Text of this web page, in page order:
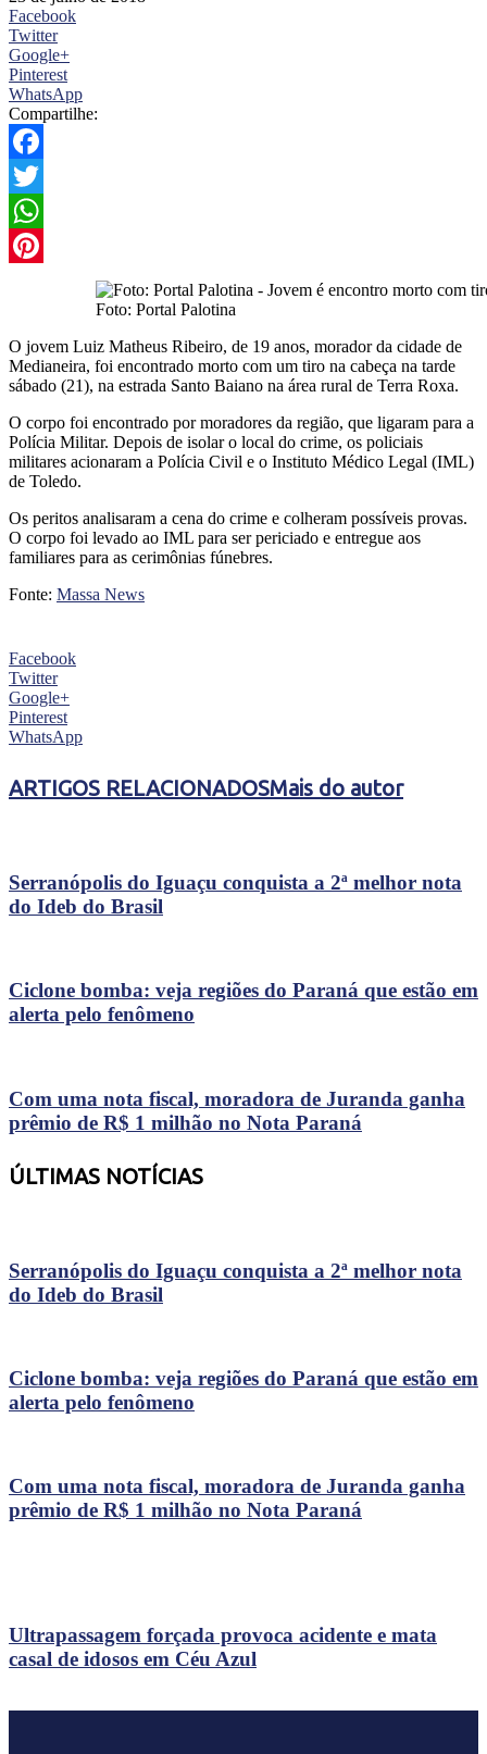
Facebook
Twitter
Google+
Pinterest
WhatsApp
Compartilhe:
Facebook
Twitter
WhatsApp
Foto: Portal Palotina
O jovem Luiz Matheus Ribeiro, de 19 anos, morador da cidade de
Medianeira, foi encontrado morto com um tiro na cabeça na tarde
sábado (21), na estrada Santo Baiano na área rural de Terra Roxa.
O corpo foi encontrado por moradores da região, que ligaram para a
Polícia Militar. Depois de isolar o local do crime, os policiais
militares acionaram a Polícia Civil e o Instituto Médico Legal (IML)
de Toledo.
Os peritos analisaram a cena do crime e colheram possíveis provas.
O corpo foi levado ao IML para ser periciado e entregue aos
familiares para as cerimônias fúnebres.
Fonte: Massa News
Facebook
Twitter
Google+
Pinterest
WhatsApp
ARTIGOS RELACIONADOSMais do autor
Serranópolis do Iguaçu conquista a 2ª melhor nota
do Ideb do Brasil
Ciclone bomba: veja regiões do Paraná que estão em
alerta pelo fenômeno
Com uma nota fiscal, moradora de Juranda ganha
prêmio de R$ 1 milhão no Nota Paraná
ÚLTIMAS NOTÍCIAS
Serranópolis do Iguaçu conquista a 2ª melhor nota
do Ideb do Brasil
Ciclone bomba: veja regiões do Paraná que estão em
alerta pelo fenômeno
Com uma nota fiscal, moradora de Juranda ganha
prêmio de R$ 1 milhão no Nota Paraná
Ultrapassagem forçada provoca acidente e mata
casal de idosos em Céu Azul